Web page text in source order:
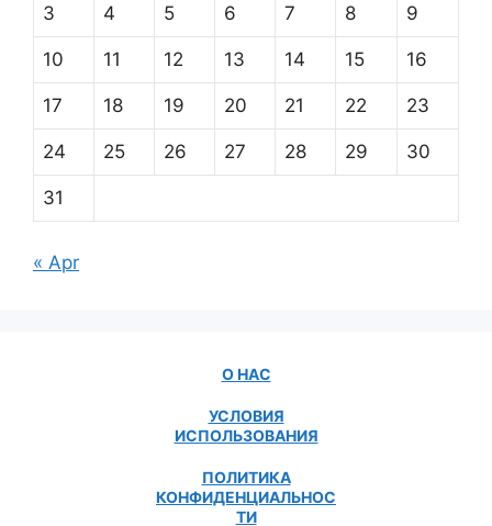
3 4 5 6 7 8 9
10 11 12 13 14 15 16
17 18 19 20 21 22 23
24 25 26 27 28 29 30
31
« Apr
О НАС
УСЛОВИЯ
ИСПОЛЬЗОВАНИЯ
ПОЛИТИКА
КОНФИДЕНЦИАЛЬНОС
ТИ